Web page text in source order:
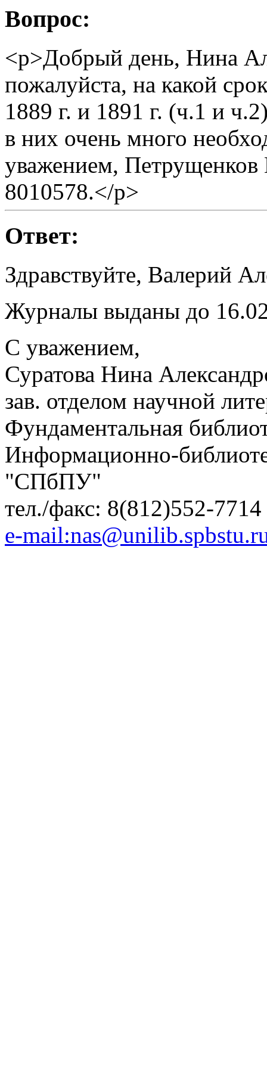
Вопрос:
<p>Добрый день, Нина
пожалуйста, на какой
1889 г. и 1891 г. (ч.1 и
в них очень много
уважением, Петрущенков
8010578.</p>
Ответ:
Здравствуйте, Валерий
Журналы выданы до
С уважением,
Суратова Нина
зав. отделом научной
Фундаментальная
Информационно-
"СПбПУ"
тел./факс: 8(812)552-7714
e-